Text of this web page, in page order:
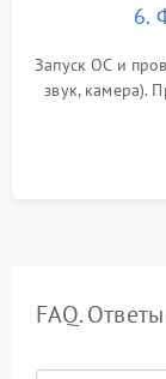
6.
Запуск ОС и
звук, камера).
для
FAQ.